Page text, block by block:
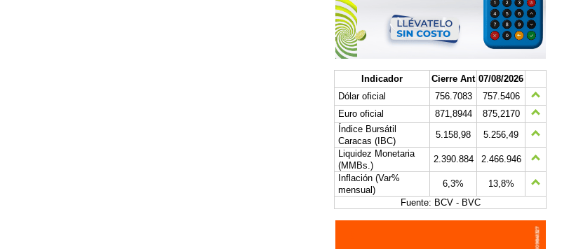
Indicador Cierre Ant 07/08/2026
Dólar oficial
756.7083
757.5406
Euro oficial
871,8944
875,2170
Índice Bursátil
Caracas (IBC)
5.158,98
5.256,49
Liquidez Monetaria
(MMBs.)
2.390.884
2.466.946
Inflación (Var%
mensual)
6,3%
13,8%
Fuente: BCV - BVC